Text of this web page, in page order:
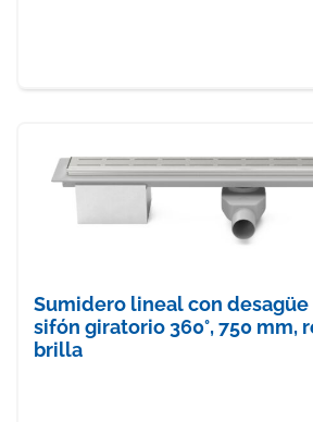
Sumidero lineal con
sifón giratorio 360°, 750 mm,
brilla